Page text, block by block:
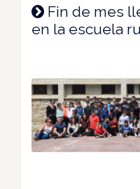
Fin de mes
en la escuela